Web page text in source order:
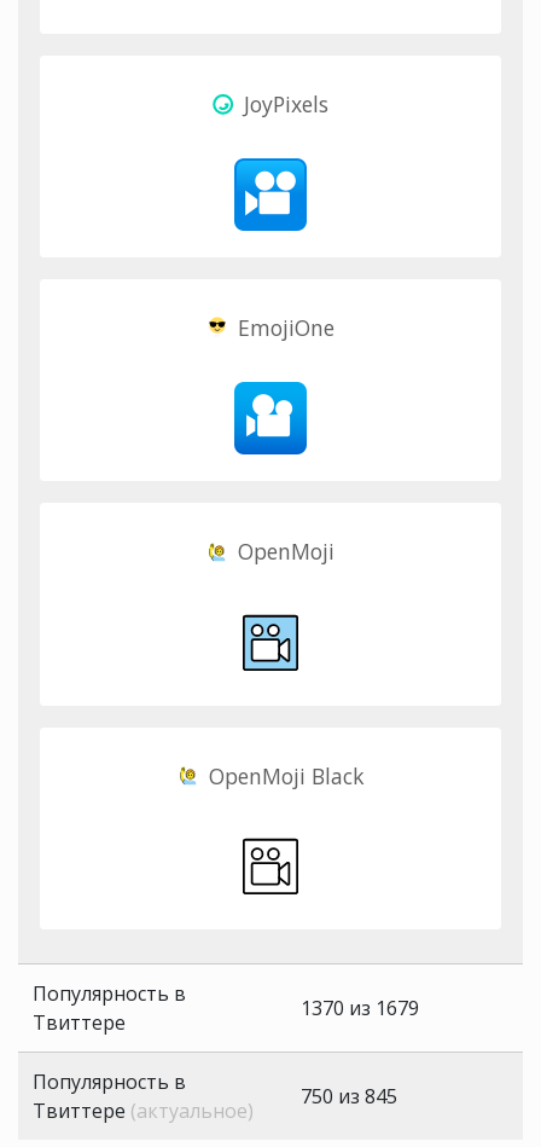
JoyPixels
EmojiOne
OpenMoji
OpenMoji Black
Популярность в
Твиттере
1370 из 1679
Популярность в
Твиттере (актуальное)
750 из 845